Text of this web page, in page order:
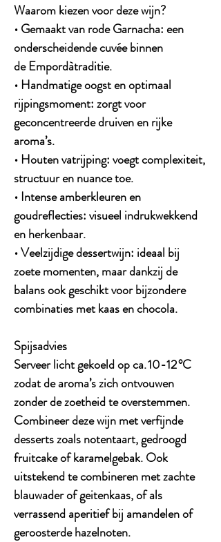
Waarom kiezen voor deze wijn?
• Gemaakt van rode Garnacha: een
onderscheidende cuvée binnen
de Empordàtraditie.
• Handmatige oogst en optimaal
rijpingsmoment: zorgt voor
geconcentreerde druiven en rijke
aroma’s.
• Houten vatrijping: voegt complexiteit,
structuur en nuance toe.
• Intense amberkleuren en
goudreflecties: visueel indrukwekkend
en herkenbaar.
• Veelzijdige dessertwijn: ideaal bij
zoete momenten, maar dankzij de
balans ook geschikt voor bijzondere
combinaties met kaas en chocola.
Spijsadvies
Serveer licht gekoeld op ca. 10-12 °C
zodat de aroma’s zich ontvouwen
zonder de zoetheid te overstemmen.
Combineer deze wijn met verfijnde
desserts zoals notentaart, gedroogd
fruitcake of karamelgebak. Ook
uitstekend te combineren met zachte
blauwader of geitenkaas, of als
verrassend aperitief bij amandelen of
geroosterde hazelnoten.